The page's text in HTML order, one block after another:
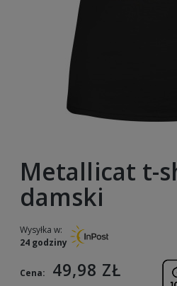
Metallicat t-
damski
Wysyłka w:
24 godziny
Cena: 49,98 ZŁ